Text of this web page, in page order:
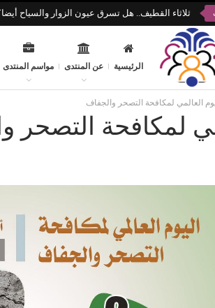
ثلاثاء القطيف.. هل تسرق عيون الزوار والسياح
الرئيسية عن المنتدى مواسم المنتدى
العالمي لمكافحة التصحر والجفاف
لمكافحة التصحر